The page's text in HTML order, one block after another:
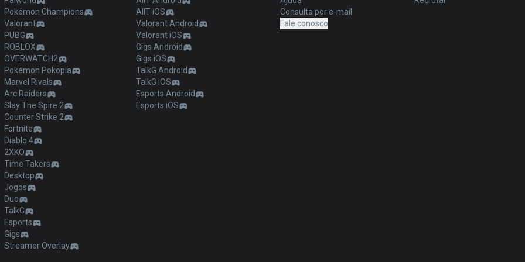
Pokémon Champions
Valorant
PUBG
ROBLOX
OVERWATCH2
Pokémon Pokopia
Marvel Rivals
Arc Raiders
Slay The Spire 2
Counter Strike 2
Fortnite
Diablo 4
2XKO
Time Takers
Desktop
Jogos
Duo
TalkG
Esports
Gigs
Streamer Overlay
AllT iOS
Valorant Android
Valorant iOS
Gigs Android
Gigs iOS
TalkG Android
TalkG iOS
Esports Android
Esports iOS
Consulta por e-mail
Fale conosco